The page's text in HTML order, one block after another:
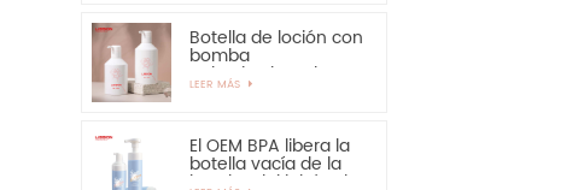
Botella de loción con
bomba
pulverizadora de
300ml y 350ml para
LEER MÁS
El OEM BPA libera la
botella vacía de la
bomba del jabón de